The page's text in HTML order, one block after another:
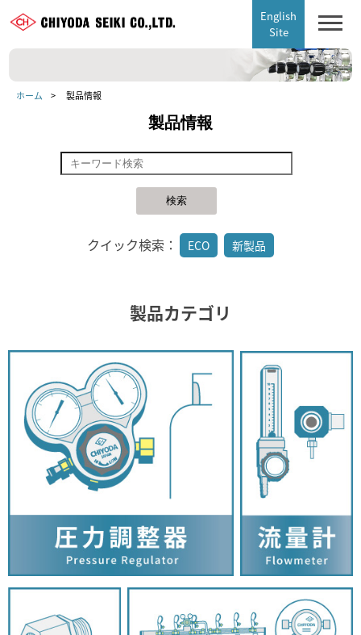
English
Site
製品情報
ホーム 製品情報
クイック検索： ECO 新製品
製品カテゴリ